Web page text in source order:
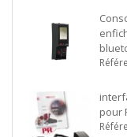
pour